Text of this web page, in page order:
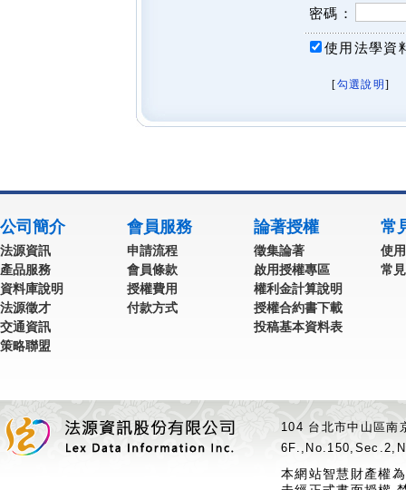
密碼：
使用法學資
[勾選說明 ]
公司簡介
法源資訊
產品服務
資料庫說明
法源徵才
交通資訊
策略聯盟
會員服務
申請流程
會員條款
授權費用
付款方式
論著授權
徵集論著
啟用授權專區
權利金計算說明
授權合約書下載
投稿基本資料表
常
使
常
104 台北市中山區
本網站智慧財產權